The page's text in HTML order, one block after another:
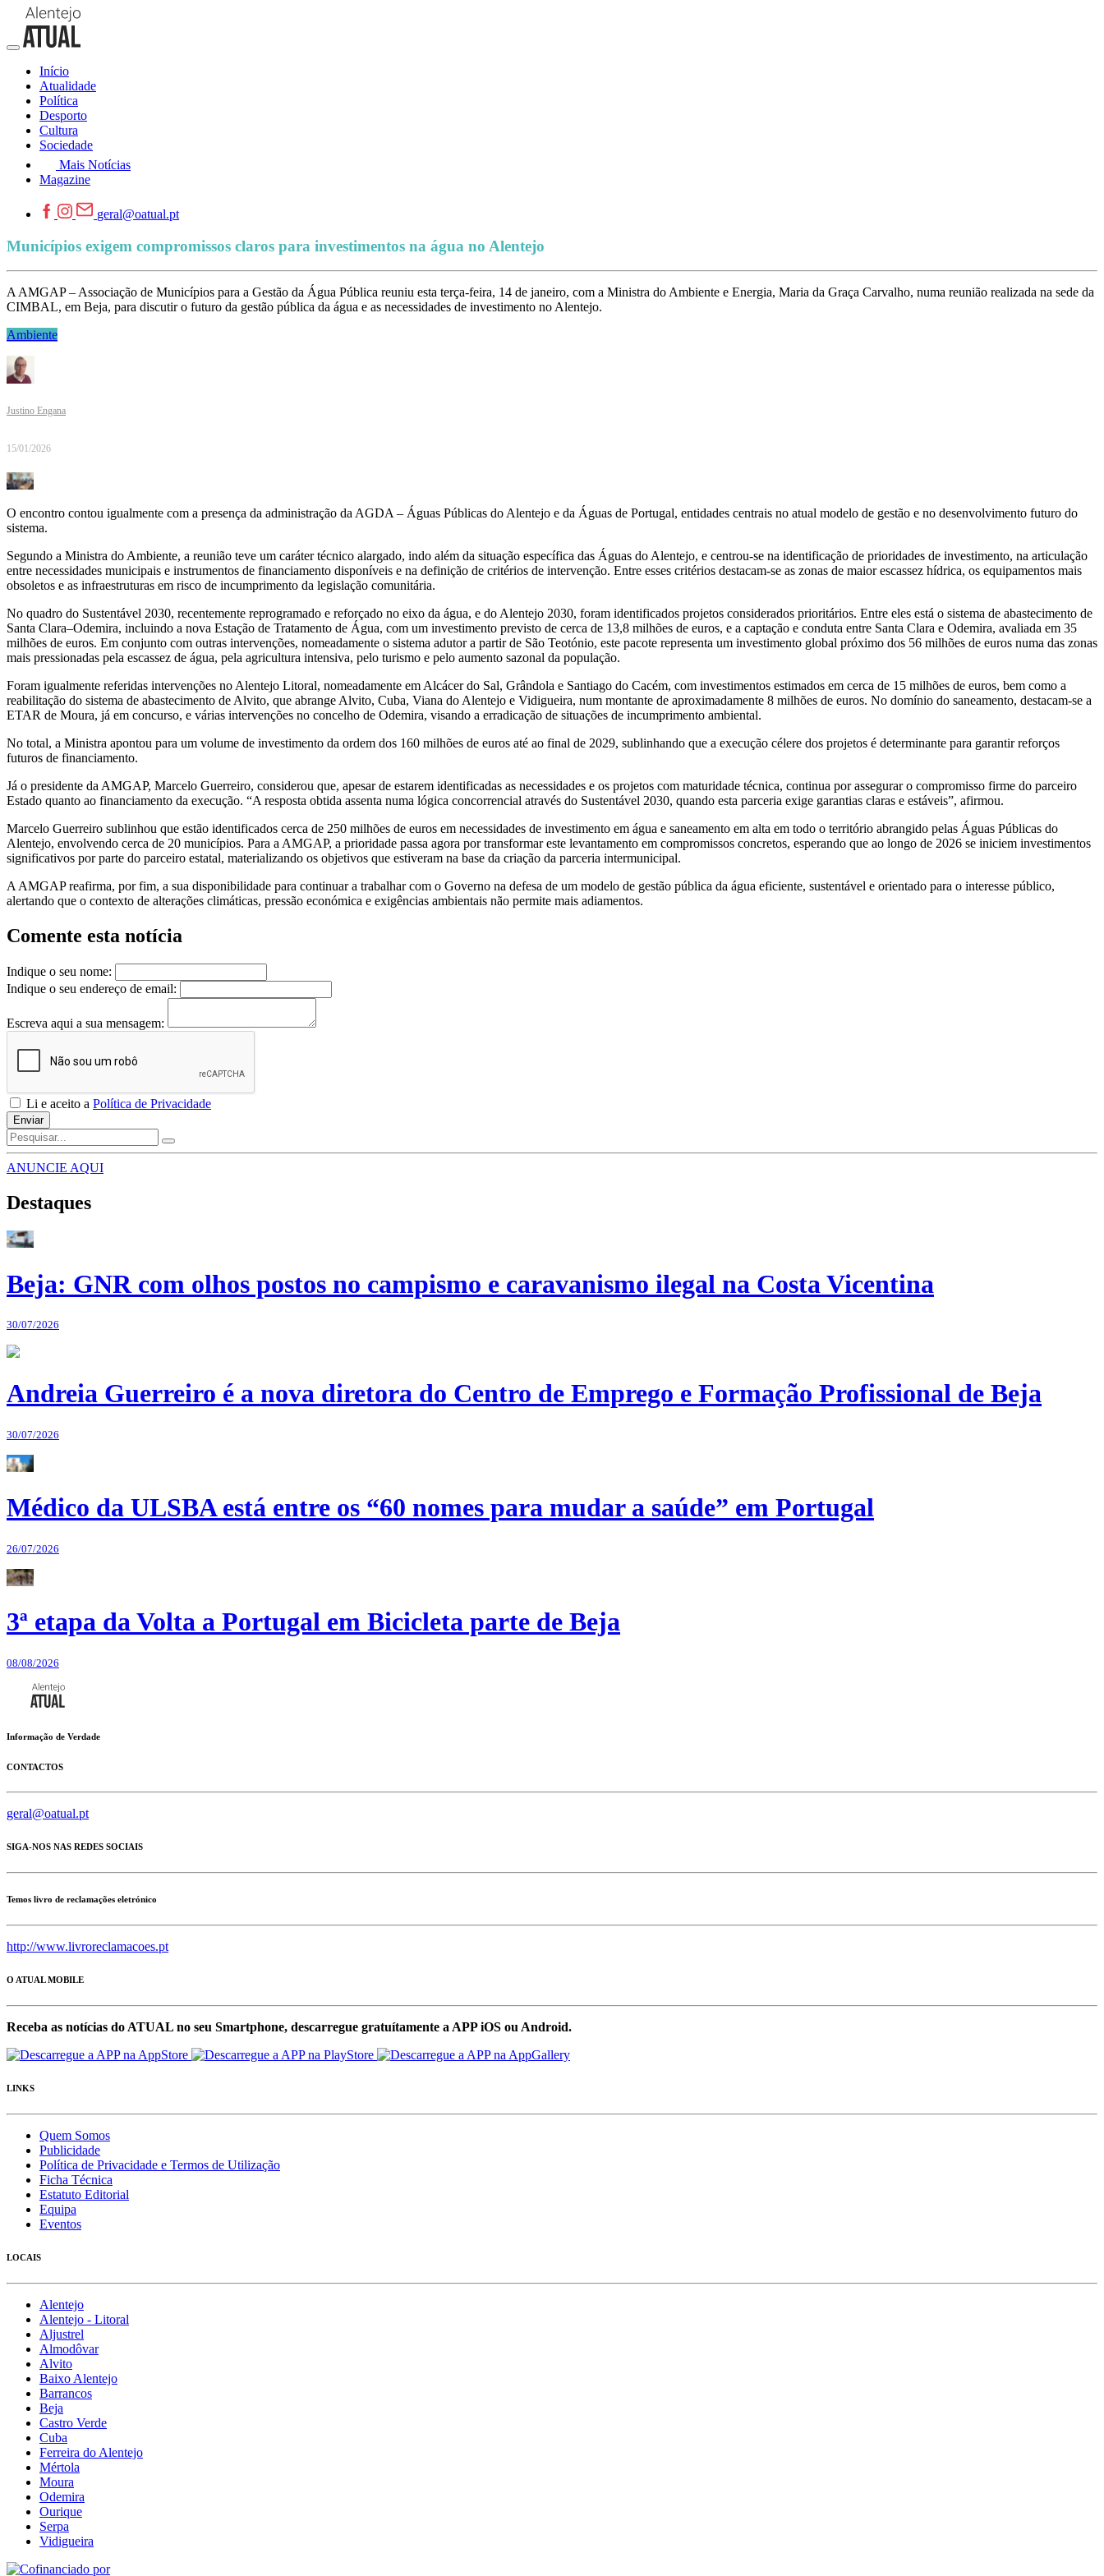
Início
Atualidade
Política
Desporto
Cultura
Sociedade
Mais Notícias
Magazine
geral@oatual.pt
Municípios exigem compromissos claros para investimentos na água no Alentejo
A AMGAP – Associação de Municípios para a Gestão da Água Pública reuniu esta terça-feira, 14 de janeiro, com a Ministra do Ambiente e Energia, Maria da Graça Carvalho, numa reunião realizada na sede da
CIMBAL, em Beja, para discutir o futuro da gestão pública da água e as necessidades de investimento no Alentejo.
Ambiente
Justino Engana
15/01/2026
O encontro contou igualmente com a presença da administração da AGDA – Águas Públicas do Alentejo e da Águas de Portugal, entidades centrais no atual modelo de gestão e no desenvolvimento futuro do
sistema.
Segundo a Ministra do Ambiente, a reunião teve um caráter técnico alargado, indo além da situação específica das Águas do Alentejo, e centrou-se na identificação de prioridades de investimento, na articulação
entre necessidades municipais e instrumentos de financiamento disponíveis e na definição de critérios de intervenção. Entre esses critérios destacam-se as zonas de maior escassez hídrica, os equipamentos mais
obsoletos e as infraestruturas em risco de incumprimento da legislação comunitária.
No quadro do Sustentável 2030, recentemente reprogramado e reforçado no eixo da água, e do Alentejo 2030, foram identificados projetos considerados prioritários. Entre eles está o sistema de abastecimento de
Santa Clara–Odemira, incluindo a nova Estação de Tratamento de Água, com um investimento previsto de cerca de 13,8 milhões de euros, e a captação e conduta entre Santa Clara e Odemira, avaliada em 35
milhões de euros. Em conjunto com outras intervenções, nomeadamente o sistema adutor a partir de São Teotónio, este pacote representa um investimento global próximo dos 56 milhões de euros numa das zonas
mais pressionadas pela escassez de água, pela agricultura intensiva, pelo turismo e pelo aumento sazonal da população.
Foram igualmente referidas intervenções no Alentejo Litoral, nomeadamente em Alcácer do Sal, Grândola e Santiago do Cacém, com investimentos estimados em cerca de 15 milhões de euros, bem como a
reabilitação do sistema de abastecimento de Alvito, que abrange Alvito, Cuba, Viana do Alentejo e Vidigueira, num montante de aproximadamente 8 milhões de euros. No domínio do saneamento, destacam-se a
ETAR de Moura, já em concurso, e várias intervenções no concelho de Odemira, visando a erradicação de situações de incumprimento ambiental.
No total, a Ministra apontou para um volume de investimento da ordem dos 160 milhões de euros até ao final de 2029, sublinhando que a execução célere dos projetos é determinante para garantir reforços
futuros de financiamento.
Já o presidente da AMGAP, Marcelo Guerreiro, considerou que, apesar de estarem identificadas as necessidades e os projetos com maturidade técnica, continua por assegurar o compromisso firme do parceiro
Estado quanto ao financiamento da execução. “A resposta obtida assenta numa lógica concorrencial através do Sustentável 2030, quando esta parceria exige garantias claras e estáveis”, afirmou.
Marcelo Guerreiro sublinhou que estão identificados cerca de 250 milhões de euros em necessidades de investimento em água e saneamento em alta em todo o território abrangido pelas Águas Públicas do
Alentejo, envolvendo cerca de 20 municípios. Para a AMGAP, a prioridade passa agora por transformar este levantamento em compromissos concretos, esperando que ao longo de 2026 se iniciem investimentos
significativos por parte do parceiro estatal, materializando os objetivos que estiveram na base da criação da parceria intermunicipal.
A AMGAP reafirma, por fim, a sua disponibilidade para continuar a trabalhar com o Governo na defesa de um modelo de gestão pública da água eficiente, sustentável e orientado para o interesse público,
alertando que o contexto de alterações climáticas, pressão económica e exigências ambientais não permite mais adiamentos.
Comente esta notícia
Indique o seu nome:
Indique o seu endereço de email:
Escreva aqui a sua mensagem:
Li e aceito a Política de Privacidade
Enviar
ANUNCIE AQUI
Destaques
Beja: GNR com olhos postos no campismo e caravanismo ilegal na Costa Vicentina
30/07/2026
Andreia Guerreiro é a nova diretora do Centro de Emprego e Formação Profissional de Beja
30/07/2026
Médico da ULSBA está entre os “60 nomes para mudar a saúde” em Portugal
26/07/2026
3ª etapa da Volta a Portugal em Bicicleta parte de Beja
08/08/2026
Informação de Verdade
CONTACTOS
geral@oatual.pt
SIGA-NOS NAS REDES SOCIAIS
Temos livro de reclamações eletrónico
http://www.livroreclamacoes.pt
O ATUAL MOBILE
Receba as notícias do ATUAL no seu Smartphone, descarregue gratuítamente a APP iOS ou Android.
LINKS
Quem Somos
Publicidade
Política de Privacidade e Termos de Utilização
Ficha Técnica
Estatuto Editorial
Equipa
Eventos
LOCAIS
Alentejo
Alentejo - Litoral
Aljustrel
Almodôvar
Alvito
Baixo Alentejo
Barrancos
Beja
Castro Verde
Cuba
Ferreira do Alentejo
Mértola
Moura
Odemira
Ourique
Serpa
Vidigueira